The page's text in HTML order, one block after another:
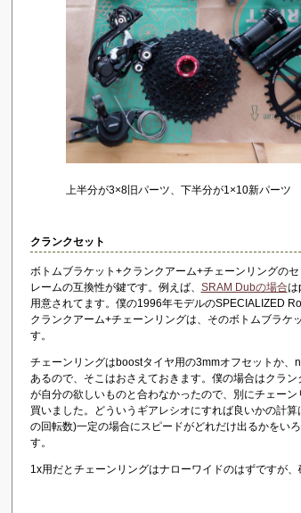
上半分が3×8旧パーツ、下半分が1×10新パーツ
クランクセット
ボトムブラケット+クランクアーム+チェーンリングの
レームの互換性が鍵です。例えば、 SRAM Dubの場合は
用意されてます。僕の1996年モデルのSPECIALIZED
クランクアーム+チェーンリングは、そのボトムブラケ
す。
チェーンリングはboostタイヤ用の3mmオフセットか
あるので、そこはおさえておきます。僕の場合はクラ
が自分の欲しいものと合わなかったので、別にチェーン
買いました。どういうギアレシオにすれば良いかの計算
の回転数)一定の場合にスピードがどれだけ出るかをい
す。
1x用だとチェーンリングはナローワイドのはずですが、